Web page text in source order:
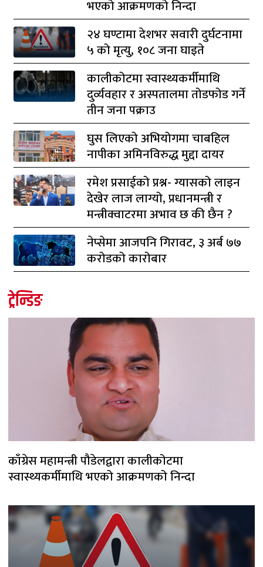
भएको आक्रमणको निन्दा
२४ घण्टामा देशभर सवारी दुर्घटनामा
५ को मृत्यु, १०८ जना घाइते
कालीकोटमा स्वास्थ्यकर्मीमाथि
दुर्व्यवहार र अस्पतालमा तोडफोड गर्ने
तीन जना पक्राउ
घुस लिएको अभियोगमा चाबहिल
नापीका अमिनविरुद्ध मुद्दा दायर
रमेश प्रसाईको प्रश्न- ग्यासको लाइन
देखेर लाज लाग्यो, प्रधानमन्त्री र
मन्त्रीक्वाटरमा अभाव छ की छैन ?
नेप्सेमा आजपनि गिरावट, ३ अर्ब ७७
करोडको कारोबार
ट्रेन्डिङ
काँग्रेस महामन्त्री पौडेलद्वारा कालीकोटमा
स्वास्थ्यकर्मीमाथि भएको आक्रमणको निन्दा